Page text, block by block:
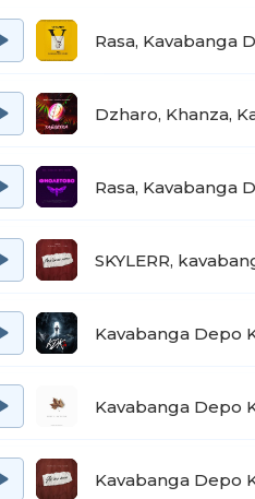
Залітаєм на танцпол
Віскі кола на двох
А серце бите як скло
Залітаєм на танцпол
Віскі кола на двох
Музика на повтор
А серце бите як скло
Залітаєм на танцпол
Музика на повтор
А серце бите як скло
І ніч - віскі на відкриті рани
Які питання? Я не в тому
І ніжний погляд в твому
Охопить полумʼя іскри між
Rasa, Kavabanga
Dzharo, Khanza,
Rasa, Kavabanga
SKYLERR,
Kavabanga Depo
Kavabanga Depo
Kavabanga Depo